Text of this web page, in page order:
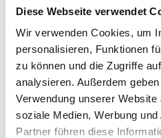
Diese Webseite verwendet
Wir verwenden Cookies, um
personalisieren, Funktionen
zu können und die Zugriffe
analysieren. Außerdem
Verwendung unserer
soziale Medien, Werbung
Partner führen diese
können
Dokumente oder
TLS ist auch von wichtiger
Anwendungen, die eine
erfordern, bspw. E-Mail,